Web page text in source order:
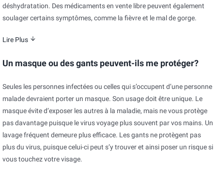
déshydratation. Des médicaments en vente libre peuvent également
soulager certains symptômes, comme la fièvre et le mal de gorge.
Lire Plus
Un masque ou des gants peuvent-ils me protéger?
Seules les personnes infectées ou celles qui s’occupent d’une personne
malade devraient porter un masque. Son usage doit être unique. Le
masque évite d’exposer les autres à la maladie, mais ne vous protège
pas davantage puisque le virus voyage plus souvent par vos mains. Un
lavage fréquent demeure plus efficace. Les gants ne protègent pas
plus du virus, puisque celui-ci peut s’y trouver et ainsi poser un risque si
vous touchez votre visage.